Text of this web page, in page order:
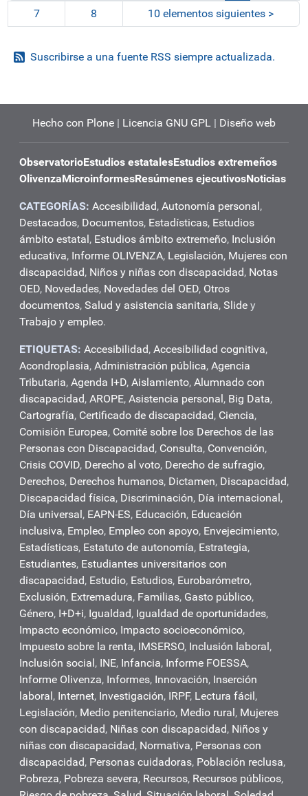
(actual)
7
8 10 elementos siguientes >
Suscribirse a una fuente RSS siempre actualizada.
Hecho con Plone | Licencia GNU GPL | Diseño web
ObservatorioEstudios estatalesEstudios extremeños
OlivenzaMicroinformesResúmenes ejecutivosNoticias
CATEGORÍAS: Accesibilidad, Autonomía personal,
Destacados, Documentos, Estadísticas, Estudios
ámbito estatal, Estudios ámbito extremeño, Inclusión
educativa, Informe OLIVENZA, Legislación, Mujeres con
discapacidad, Niños y niñas con discapacidad, Notas
OED, Novedades, Novedades del OED, Otros
documentos, Salud y asistencia sanitaria, Slide y
Trabajo y empleo.
ETIQUETAS: Accesibilidad, Accesibilidad cognitiva,
Acondroplasia, Administración pública, Agencia
Tributaria, Agenda I+D, Aislamiento, Alumnado con
discapacidad, AROPE, Asistencia personal, Big Data,
Cartografía, Certificado de discapacidad, Ciencia,
Comisión Europea, Comité sobre los Derechos de las
Personas con Discapacidad, Consulta, Convención,
Crisis COVID, Derecho al voto, Derecho de sufragio,
Derechos, Derechos humanos, Dictamen, Discapacidad,
Discapacidad física, Discriminación, Día internacional,
Día universal, EAPN-ES, Educación, Educación
inclusiva, Empleo, Empleo con apoyo, Envejecimiento,
Estadísticas, Estatuto de autonomía, Estrategia,
Estudiantes, Estudiantes universitarios con
discapacidad, Estudio, Estudios, Eurobarómetro,
Exclusión, Extremadura, Familias, Gasto público,
Género, I+D+i, Igualdad, Igualdad de oportunidades,
Impacto económico, Impacto socioeconómico,
Impuesto sobre la renta, IMSERSO, Inclusión laboral,
Inclusión social, INE, Infancia, Informe FOESSA,
Informe Olivenza, Informes, Innovación, Inserción
laboral, Internet, Investigación, IRPF, Lectura fácil,
Legislación, Medio penitenciario, Medio rural, Mujeres
con discapacidad, Niñas con discapacidad, Niños y
niñas con discapacidad, Normativa, Personas con
discapacidad, Personas cuidadoras, Población reclusa,
Pobreza, Pobreza severa, Recursos, Recursos públicos,